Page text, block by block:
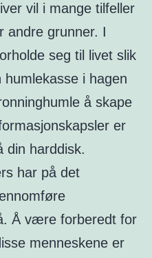
vil i mange tilfeller
andre grunner. I
seg til livet slik
i hagen
å skape
er
din harddisk.
har på det
Å være forberedt for
menneskene er